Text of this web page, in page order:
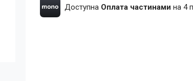
Доступна Оплата частинами на 4